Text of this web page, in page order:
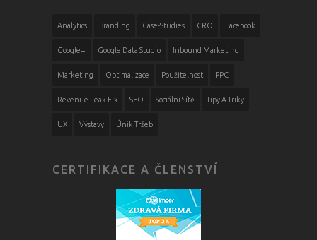
Analytics Branding Case-Studies CRO Facebook
Google+ Google Data Studio Inbound Marketing
Marketing Optimalizace Použitelnost PPC
Revenue Leak Fix SEO Sociální Sítě Tipy A Triky
UX Výstavy Únik Tržeb
CERTIFIKACE A ČLENSTVÍ